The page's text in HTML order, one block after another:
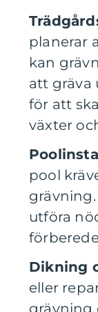
planerar
kan
att gräva
för att
växter
pool
utföra
Dikning
eller
grävning